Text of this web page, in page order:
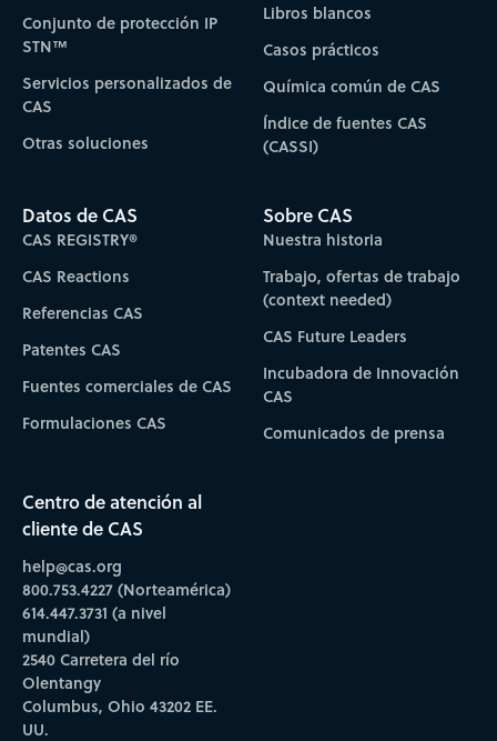
Conjunto de protección IP
STN™
Servicios personalizados de
CAS
Otras soluciones
Libros blancos
Casos prácticos
Química común de CAS
Índice de fuentes CAS
(CASSI)
Datos de CAS
CAS REGISTRY®
CAS Reactions
Referencias CAS
Patentes CAS
Fuentes comerciales de CAS
Formulaciones CAS
Sobre CAS
Nuestra historia
Trabajo, ofertas de trabajo
(context needed)
CAS Future Leaders
Incubadora de Innovación
CAS
Comunicados de prensa
Centro de atención al
cliente de CAS
help@cas.org
800.753.4227 (Norteamérica)
614.447.3731 (a nivel
mundial)
2540 Carretera del río
Olentangy
Columbus, Ohio 43202 EE.
UU.